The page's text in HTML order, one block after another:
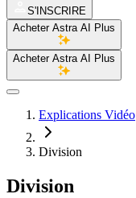
S'INSCRIRE
Acheter Astra AI Plus
Acheter Astra AI Plus
Explications Vidéo
Division
Division